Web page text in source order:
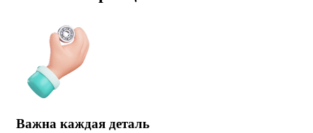
Важна каждая деталь